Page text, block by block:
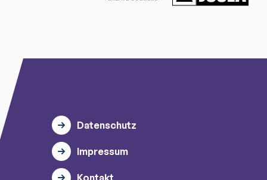
Datenschutz
Impressum
Kontakt